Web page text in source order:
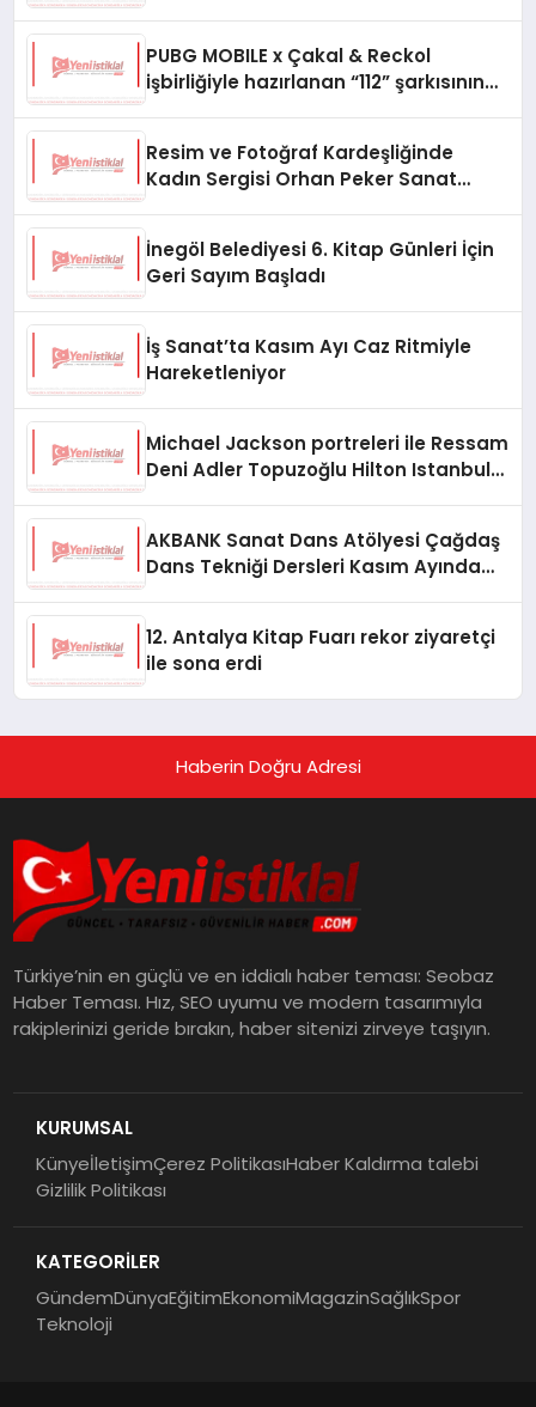
PUBG MOBILE x Çakal & Reckol
işbirliğiyle hazırlanan “112” şarkısının
Resim ve Fotoğraf Kardeşliğinde
Kadın Sergisi Orhan Peker Sanat
İnegöl Belediyesi 6. Kitap Günleri İçin
Geri Sayım Başladı
İş Sanat’ta Kasım Ayı Caz Ritmiyle
Hareketleniyor
Michael Jackson portreleri ile Ressam
Deni Adler Topuzoğlu Hilton Istanbul
AKBANK Sanat Dans Atölyesi Çağdaş
Dans Tekniği Dersleri Kasım Ayında
12. Antalya Kitap Fuarı rekor ziyaretçi
ile sona erdi
Haberin Doğru Adresi
Türkiye’nin en güçlü ve en iddialı haber teması: Seobaz
Haber Teması. Hız, SEO uyumu ve modern tasarımıyla
rakiplerinizi geride bırakın, haber sitenizi zirveye taşıyın.
KURUMSAL
KünyeİletişimÇerez PolitikasıHaber Kaldırma talebi
Gizlilik Politikası
KATEGORİLER
GündemDünyaEğitimEkonomiMagazinSağlıkSpor
Teknoloji